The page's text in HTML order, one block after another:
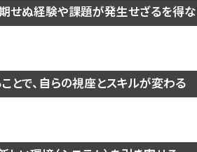
せぬ経験や課題が発生せざるを得
とで、自らの視座とスキルが変わる